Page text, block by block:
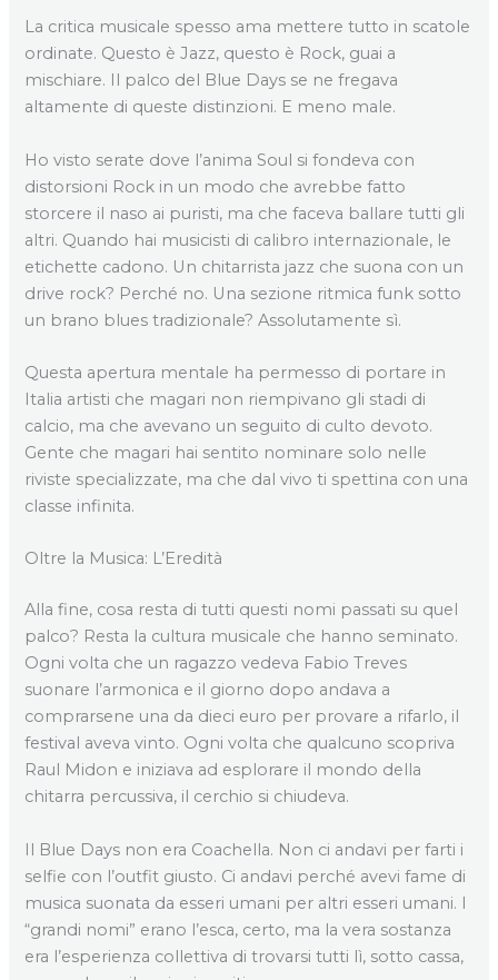
La critica musicale spesso ama mettere tutto in scatole
ordinate. Questo è Jazz, questo è Rock, guai a
mischiare. Il palco del Blue Days se ne fregava
altamente di queste distinzioni. E meno male.
Ho visto serate dove l’anima Soul si fondeva con
distorsioni Rock in un modo che avrebbe fatto
storcere il naso ai puristi, ma che faceva ballare tutti gli
altri. Quando hai musicisti di calibro internazionale, le
etichette cadono. Un chitarrista jazz che suona con un
drive rock? Perché no. Una sezione ritmica funk sotto
un brano blues tradizionale? Assolutamente sì.
Questa apertura mentale ha permesso di portare in
Italia artisti che magari non riempivano gli stadi di
calcio, ma che avevano un seguito di culto devoto.
Gente che magari hai sentito nominare solo nelle
riviste specializzate, ma che dal vivo ti spettina con una
classe infinita.
Oltre la Musica: L’Eredità
Alla fine, cosa resta di tutti questi nomi passati su quel
palco? Resta la cultura musicale che hanno seminato.
Ogni volta che un ragazzo vedeva Fabio Treves
suonare l’armonica e il giorno dopo andava a
comprarsene una da dieci euro per provare a rifarlo, il
festival aveva vinto. Ogni volta che qualcuno scopriva
Raul Midon e iniziava ad esplorare il mondo della
chitarra percussiva, il cerchio si chiudeva.
Il Blue Days non era Coachella. Non ci andavi per farti i
selfie con l’outfit giusto. Ci andavi perché avevi fame di
musica suonata da esseri umani per altri esseri umani. I
“grandi nomi” erano l’esca, certo, ma la vera sostanza
era l’esperienza collettiva di trovarsi tutti lì, sotto cassa,